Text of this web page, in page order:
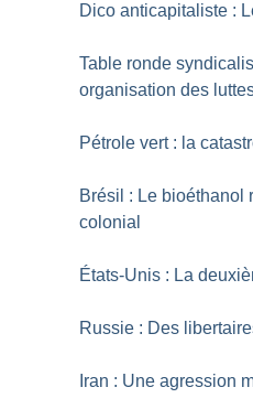
Dico anticapitaliste :
Table ronde
organisation des
Pétrole vert : la
Brésil : Le bioéthanol
colonial
États-Unis : La
Russie : Des
Iran : Une agression